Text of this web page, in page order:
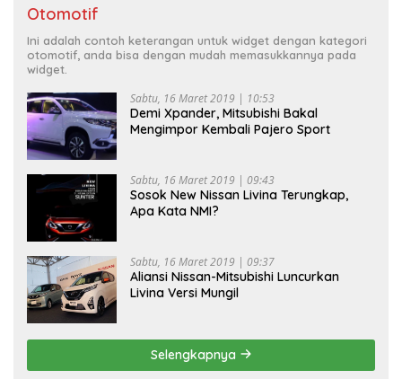
Otomotif
Ini adalah contoh keterangan untuk widget dengan kategori
otomotif, anda bisa dengan mudah memasukkannya pada
widget.
Sabtu, 16 Maret 2019 | 10:53
Demi Xpander, Mitsubishi Bakal
Mengimpor Kembali Pajero Sport
Sabtu, 16 Maret 2019 | 09:43
Sosok New Nissan Livina Terungkap,
Apa Kata NMI?
Sabtu, 16 Maret 2019 | 09:37
Aliansi Nissan-Mitsubishi Luncurkan
Livina Versi Mungil
Selengkapnya